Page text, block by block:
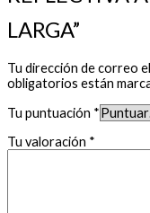
LARGA”
Tu dirección de correo
obligatorios están
Tu puntuación *
Tu valoración *